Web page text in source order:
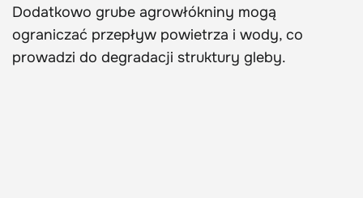
Dodatkowo grube agrowłókniny mogą
ograniczać przepływ powietrza i wody, co
prowadzi do degradacji struktury gleby.